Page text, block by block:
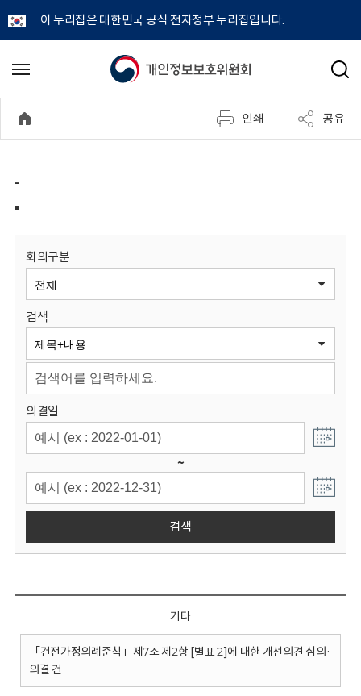
이 누리집은 대한민국 공식 전자정부 누리집입니다.
개
정
보
원
회
메
기
검
인쇄 공유
-
회의구분
검색
의결일
~
검색
기타
「건전가정의례준칙」제7조 제2항 [별표 2]에 대한 개선의견 심의·
의결 건